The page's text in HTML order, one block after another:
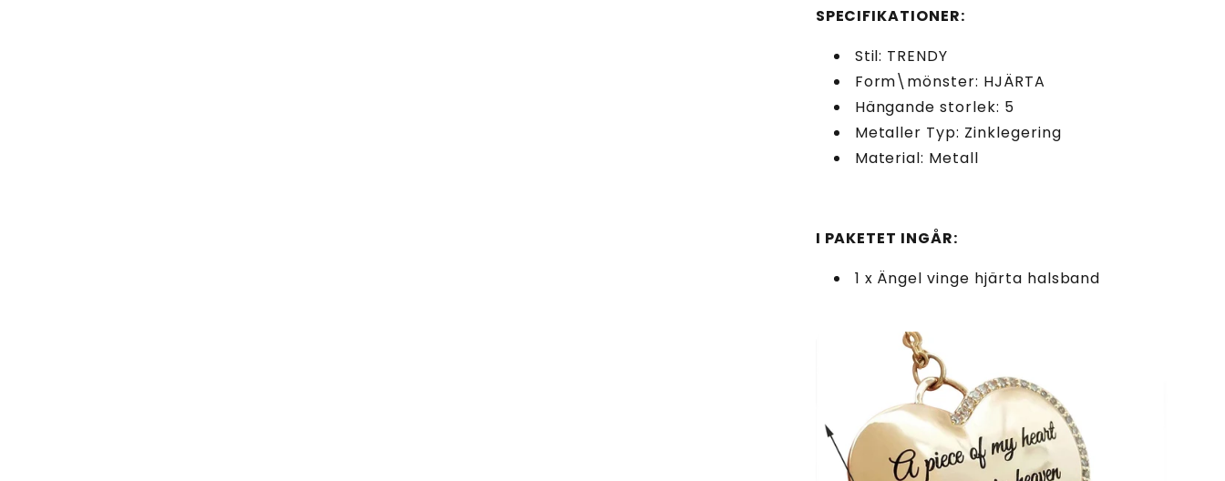
SPECIFIKATIONER:
Stil: TRENDY
Form\mönster: HJÄRTA
Hängande storlek: 5
Metaller Typ: Zinklegering
Material: Metall
I PAKETET INGÅR:
1 x Ängel vinge hjärta halsband